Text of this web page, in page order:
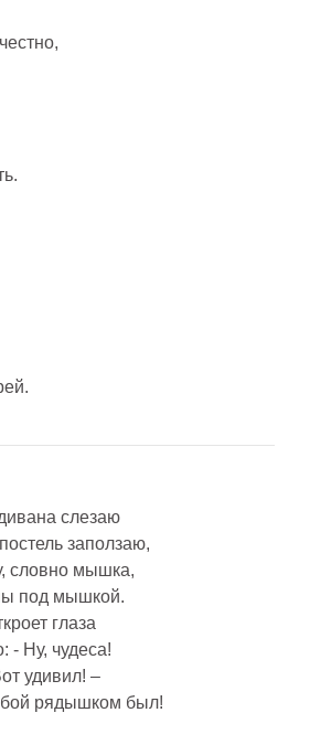
слезаю
заползаю,
словно мышка,
под мышкой.
глаза
- Ну, чудеса!
удивил! –
рядышком был!